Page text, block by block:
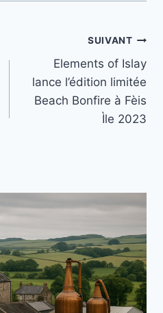
SUIVANT
Elements of Islay
lance l’édition limitée
Beach Bonfire à Fèis
Ìle 2023